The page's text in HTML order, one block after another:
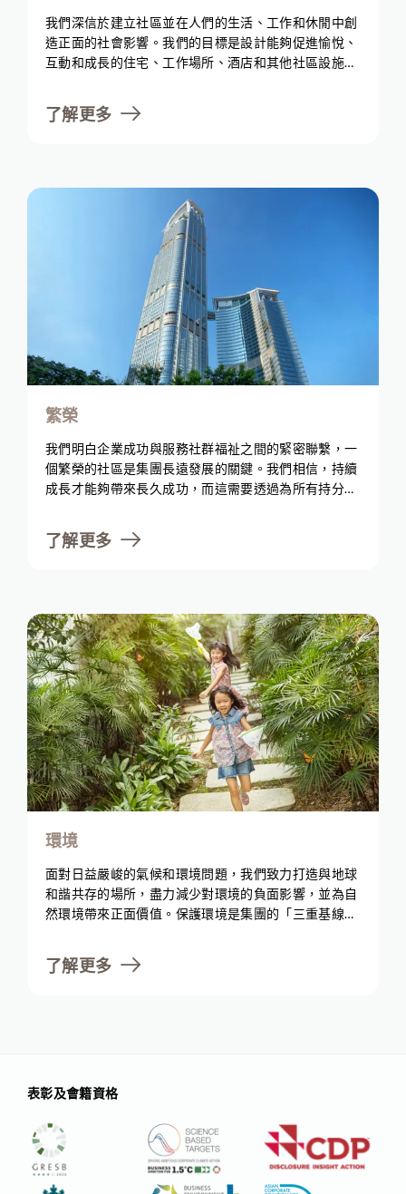
我們深信於建立社區並在人們的生活、工作和休閒中創
造正面的社會影響。我們的目標是設計能夠促進愉悅、
互動和成長的住宅、工作場所、酒店和其他社區設施。
們致力打造共融空間，支持弱勢群體並促進社會公平。
透過應對社會所面臨的挑戰，我們希望帶來正面的社會
了解更多
繁榮
我們明白企業成功與服務社群福祉之間的緊密聯繫，一
個繁榮的社區是集團長遠發展的關鍵。我們相信，持續
成長才能夠帶來長久成功，而這需要透過為所有持分者
化的客戶和社區需求，我們採用了先進技術並進行可持
續投資。
了解更多
環境
面對日益嚴峻的氣候和環境問題，我們致力打造與地球
和諧共存的場所，盡力減少對環境的負面影響，並為自
然環境帶來正面價值。保護環境是集團的「三重基線」
對肩負環境責任的承諾。我們展望實現一個可持續地發
展的世界，因而積極努力在整個價值鏈上減少碳排放、
了解更多
表彰及會籍資格